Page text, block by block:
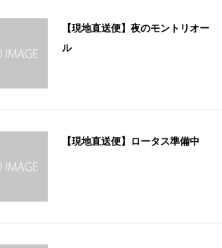
【現地直送便】夜のモントリオー
ル
【現地直送便】ロータス準備中